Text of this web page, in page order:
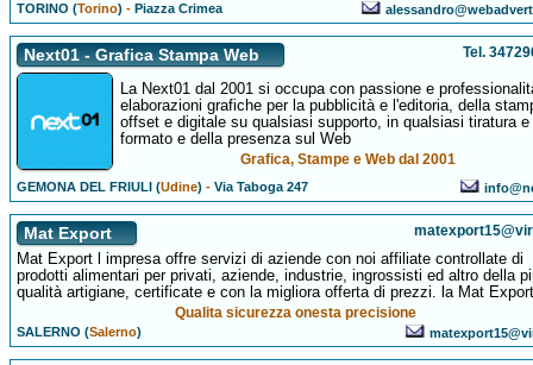
TORINO (Torino) -Piazza Crimea
Next01 - Grafica Stampa Web Tel.
La Next01 dal 2001 si occupa con passione e
elaborazioni grafiche per la pubblicità e l'editoria, della
offset e digitale su qualsiasi supporto, in qualsiasi tiratura e
formato e della presenza sul Web
Grafica, Stampe e Web dal 2001
GEMONA DEL FRIULI (Udine) -Via Taboga 247
Mat Export
Mat Export l impresa offre servizi di aziende con noi affiliate controllate di
prodotti alimentari per privati, aziende, industrie, ingrossisti ed altro della
qualità artigiane, certificate e con la migliora offerta di prezzi. la Mat
Qualita sicurezza onesta precisione
SALERNO (Salerno)